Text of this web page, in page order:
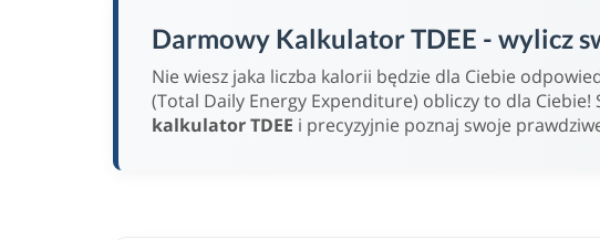
Darmowy Kalkulator TDEE - wylicz
Nie wiesz jaka liczba kalorii będzie dla Ciebie
(Total Daily Energy Expenditure) obliczy to dla
kalkulator TDEE i precyzyjnie poznaj swoje